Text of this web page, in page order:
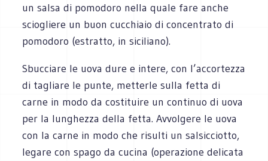
un salsa di pomodoro nella quale fare anche
sciogliere un buon cucchiaio di concentrato di
pomodoro (estratto, in siciliano).
Sbucciare le uova dure e intere, con l’accortezza
di tagliare le punte, metterle sulla fetta di
carne in modo da costituire un continuo di uova
per la lunghezza della fetta. Avvolgere le uova
con la carne in modo che risulti un salsicciotto,
legare con spago da cucina (operazione delicata